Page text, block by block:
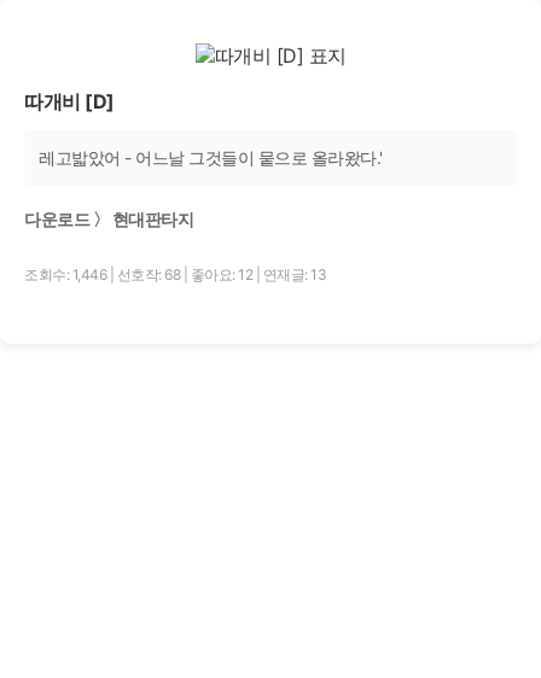
따개비 [D]
레고밟았어 - 어느날 그것들이 뭍으로 올라왔다.'
다운로드 〉 현대판타지
조회수: 1,446 선호작: 68 좋아요: 12 연재글: 13